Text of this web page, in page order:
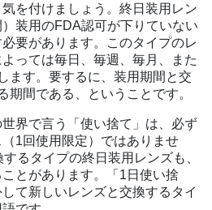
を付けましょう。終日装用レン
装用のFDA認可が下りていない
要があります。このタイプのレ
っては毎日、毎週、毎月、また
ます。要するに、装用期間と交
期間である、ということです。
界で言う「使い捨て」は、必ず
1回使用限定）ではありませ
るタイプの終日装用レンズも、
とがあります。「1日使い捨
て新しいレンズと交換するタイ